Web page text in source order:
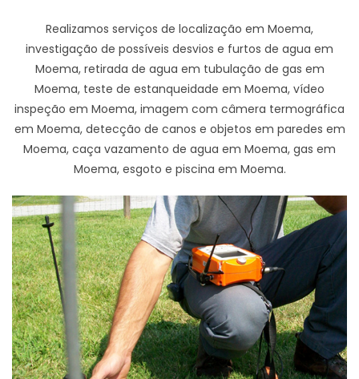
Realizamos serviços de localização em Moema,
investigação de possíveis desvios e furtos de agua em
Moema, retirada de agua em tubulação de gas em
Moema, teste de estanqueidade em Moema, vídeo
inspeção em Moema, imagem com câmera termográfica
em Moema, detecção de canos e objetos em paredes em
Moema, caça vazamento de agua em Moema, gas em
Moema, esgoto e piscina em Moema.